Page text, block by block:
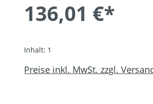
136,01 €*
Inhalt: 1
Preise inkl. MwSt. zzgl.